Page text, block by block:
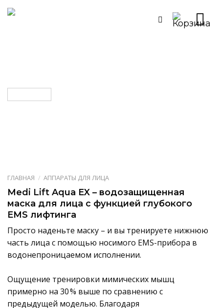
Skip
ГЛАВНАЯ / АППАРАТЫ ДЛЯ ЛИЦА
Medi Lift Aqua EX – водозащищенная
маска для лица с функцией глубокого
EMS лифтинга
Просто наденьте маску – и вы тренируете нижнюю
часть лица с помощью носимого EMS-прибора в
водонепроницаемом исполнении.
Ощущение тренировки мимических мышц
примерно на 30 % выше по сравнению с
предыдущей моделью. Благодаря